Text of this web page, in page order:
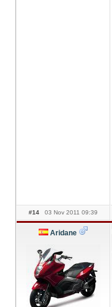
#14 03 Nov 2011 09:39
Aridane